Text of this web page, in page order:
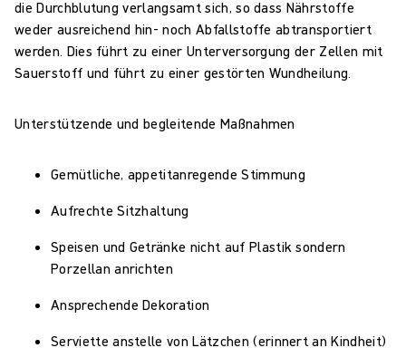
die Durchblutung verlangsamt sich, so dass Nährstoffe
weder ausreichend hin- noch Abfallstoffe abtransportiert
werden. Dies führt zu einer Unterversorgung der Zellen mit
Sauerstoff und führt zu einer gestörten Wundheilung.
Unterstützende und begleitende Maßnahmen
Gemütliche, appetitanregende Stimmung
Aufrechte Sitzhaltung
Speisen und Getränke nicht auf Plastik sondern
Porzellan anrichten
Ansprechende Dekoration
Serviette anstelle von Lätzchen (erinnert an Kindheit)